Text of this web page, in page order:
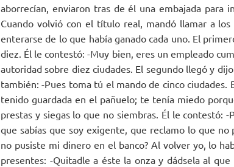
aborrecían, enviaron tras de él una embajada para
Cuando volvió con el título real, mandó llamar a
enterarse de lo que había ganado cada uno. El
diez. Él le contestó: -Muy bien, eres un empleado
autoridad sobre diez ciudades. El segundo llegó y
también: -Pues toma tú el mando de cinco
tenido guardada en el pañuelo; te tenía miedo
prestas y siegas lo que no siembras. Él le contestó:
que sabías que soy exigente, que reclamo lo que
no pusiste mi dinero en el banco? Al volver yo, lo
presentes: -Quitadle a éste la onza y dádsela al